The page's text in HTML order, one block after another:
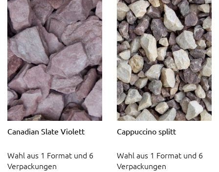
Canadian Slate Violett
Wahl aus 1 Format und 6
Verpackungen
Cappuccino splitt
Wahl aus 1 Format und 6
Verpackungen